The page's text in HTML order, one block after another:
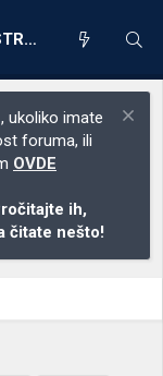
REGISTRACIJA
ukoliko imate
foruma, ili
OVDE
ih,
čitate nešto!